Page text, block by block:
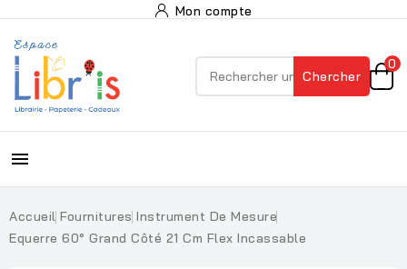
Mon compte
Chercher
0

Accueil Fournitures Instrument De Mesure
Equerre 60° Grand Côté 21 Cm Flex Incassable